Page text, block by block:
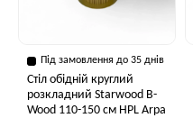
Під замовлення до 35 днів
Стіл обідній круглий
розкладний Starwood B-
Wood 110-150 см HPL Arpa